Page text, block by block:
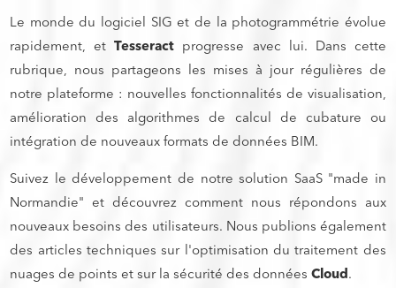
Le monde du logiciel SIG et de la photogrammétrie évolue
rapidement, etTesseract progresse avec lui. Dans cette
rubrique, nous partageons les mises à jour régulières de
notre plateforme : nouvelles fonctionnalités de visualisation,
amélioration des algorithmes de calcul de cubature ou
intégration de nouveaux formats de données BIM.
Suivez le développement de notre solution SaaS "made in
Normandie" et découvrez comment nous répondons aux
nouveaux besoins des utilisateurs. Nous publions également
des articles techniques sur l'optimisation du traitement des
nuages de points et sur la sécurité des donnéesCloud.